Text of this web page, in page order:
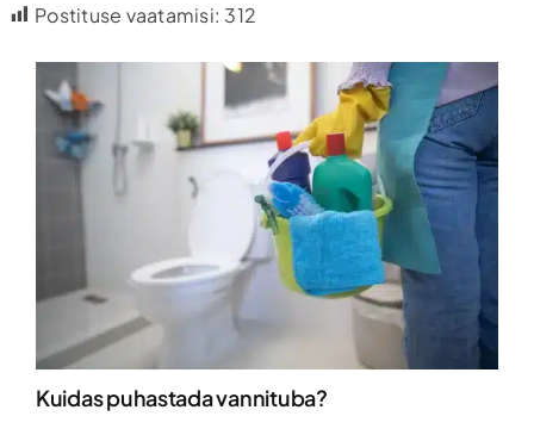
Postituse vaatamisi: 312
Kuidas puhastada vannituba?